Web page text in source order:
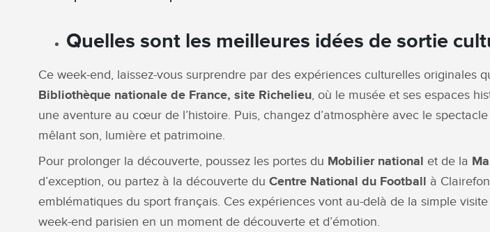
Quelles sont les meilleures idées de sortie
Ce week-end, laissez-vous surprendre par des expériences culturelles
Bibliothèque nationale de France, site Richelieu, où le musée et ses espaces
une aventure au cœur de l’histoire. Puis, changez d’atmosphère avec le spectacle
mêlant son, lumière et patrimoine.
Pour prolonger la découverte, poussez les portes du Mobilier national et de la
d’exception, ou partez à la découverte du Centre National du Football à
emblématiques du sport français. Ces expériences vont au-delà de la simple
week-end parisien en un moment de découverte et d’émotion.